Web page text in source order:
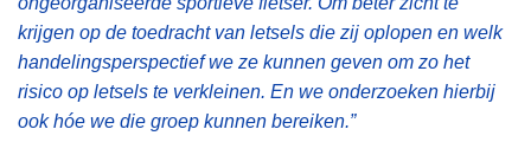
krijgen op de toedracht van letsels die zij oplopen en welk
handelingsperspectief we ze kunnen geven om zo het
risico op letsels te verkleinen. En we onderzoeken hierbij
ook hóe we die groep kunnen bereiken.”